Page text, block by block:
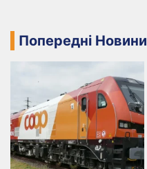
Попередні Новини